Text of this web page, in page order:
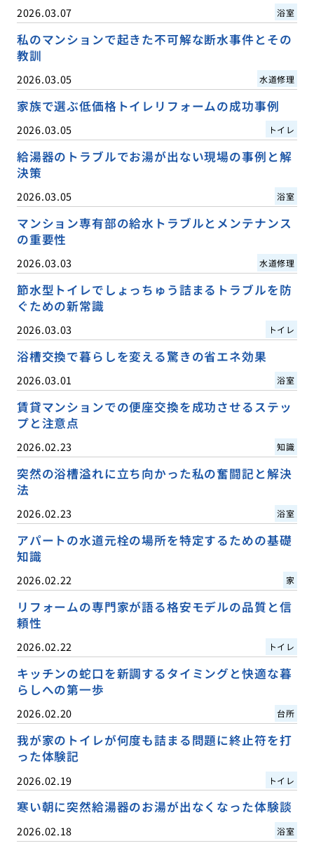
2026.03.07 浴室
私のマンションで起きた不可解な断水事件とその
教訓
2026.03.05 水道修理
家族で選ぶ低価格トイレリフォームの成功事例
2026.03.05 トイレ
給湯器のトラブルでお湯が出ない現場の事例と解
決策
2026.03.05 浴室
マンション専有部の給水トラブルとメンテナンス
の重要性
2026.03.03 水道修理
節水型トイレでしょっちゅう詰まるトラブルを防
ぐための新常識
2026.03.03 トイレ
浴槽交換で暮らしを変える驚きの省エネ効果
2026.03.01 浴室
賃貸マンションでの便座交換を成功させるステッ
プと注意点
2026.02.23 知識
突然の浴槽溢れに立ち向かった私の奮闘記と解決
法
2026.02.23 浴室
アパートの水道元栓の場所を特定するための基礎
知識
2026.02.22 家
リフォームの専門家が語る格安モデルの品質と信
頼性
2026.02.22 トイレ
キッチンの蛇口を新調するタイミングと快適な暮
らしへの第一歩
2026.02.20 台所
我が家のトイレが何度も詰まる問題に終止符を打
った体験記
2026.02.19 トイレ
寒い朝に突然給湯器のお湯が出なくなった体験談
2026.02.18 浴室